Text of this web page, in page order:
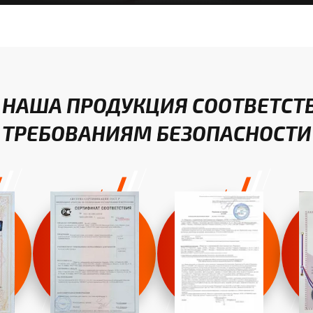
ПРОДУКЦИЯ
ТРЕБОВАНИЯМ БЕЗОПАСНОСТИ